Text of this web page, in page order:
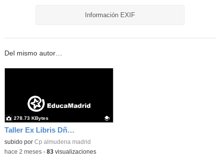
Información EXIF
Del mismo autor…
Taller Ex Libris Dña Letizia 06
Contenido educativo.
subido por Cp almudena madrid
278.73 KBytes
-hace 2 meses- 83visualizaciones